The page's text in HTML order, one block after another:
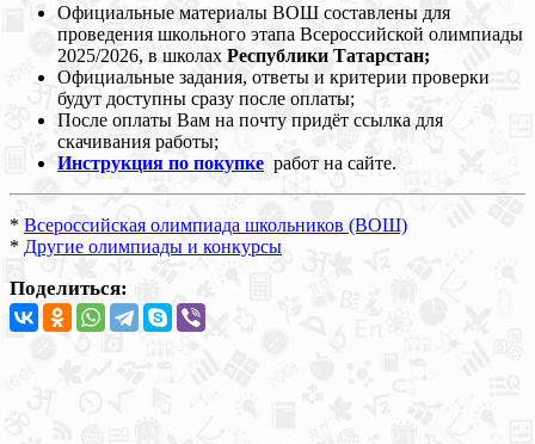
Официальные материалы ВОШ составлены для
проведения школьного этапа Всероссийской олимпиады
2025/2026, в школах Республики Татарстан;
Официальные задания, ответы и критерии проверки
будут доступны сразу после оплаты;
После оплаты Вам на почту придёт ссылка для
скачивания работы;
Инструкция по покупке работ на сайте.
* Всероссийская олимпиада школьников (ВОШ)
* Другие олимпиады и конкурсы
Поделиться: